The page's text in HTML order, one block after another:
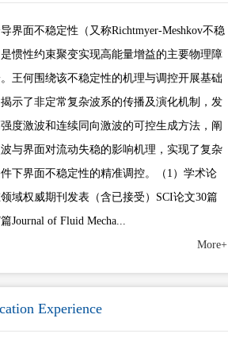
界面不稳定性（又称Richtmyer-Meshkov不稳
惯性约束聚变实现高能量增益的主要物理障
王何围绕该不稳定性的机理与调控开展基础
示了非定常复杂波系的传播及演化机制，发
度激波和连续同向激波的可控生成方法，阐
与界面对流动失稳的影响机理，实现了复杂
下界面不稳定性的精准调控。（1）学术论
域权威期刊发表（含已接受）SCI论文30篇
篇Journal of Fluid Mecha...
More+
Experience